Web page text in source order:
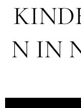
N IN